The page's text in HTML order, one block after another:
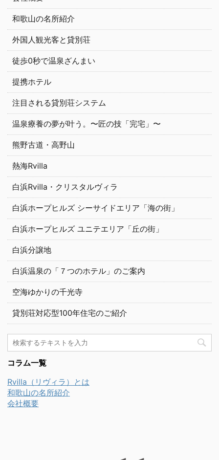
和歌山の名所紹介
外国人観光客と貸別荘
徒歩0秒で温泉ざんまい
提携ホテル
注目される貸別荘システム
温泉療養の夢が叶う。〜匠の技「完宅」〜
熊野古道・高野山
熱海Rvilla
白浜Rvilla・クリスタルヴィラ
白浜ホープヒルズ シーサイドエリア「海の街」
白浜ホープヒルズ ユニテエリア「丘の街」
白浜分譲地
白浜温泉の「７つのホテル」のご案内
空海ゆかりの千光寺
貸別荘対応型100年住宅のご紹介
コラム一覧
Rvilla（リヴィラ）とは
和歌山の名所紹介
会社概要